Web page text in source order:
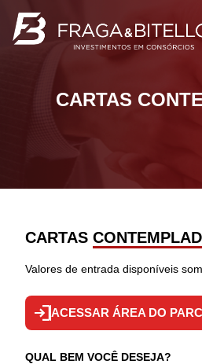
CARTAS
CARTAS
Valores de entrada disponíveis
ACESSAR ÁREA DO
QUAL BEM VOCÊ DESEJA?